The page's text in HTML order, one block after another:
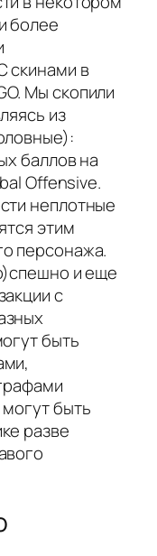
более
скинами в
Мы скопили
из
баллов на
Offensive.
неплотные
этим
персонажа.
и еще
с
быть
быть
разве